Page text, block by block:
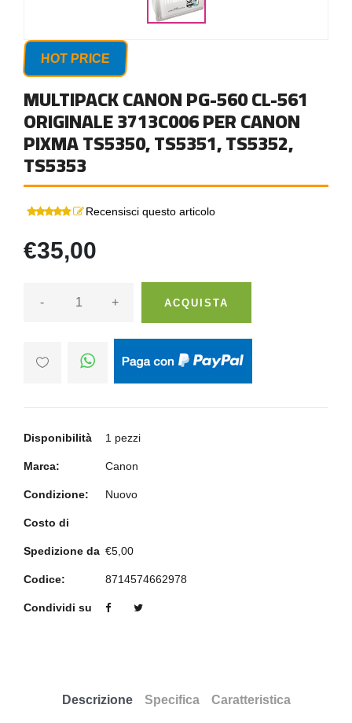
HOT PRICE
MULTIPACK CANON PG-560 CL-561
ORIGINALE 3713C006 PER CANON
PIXMA TS5350, TS5351, TS5352,
TS5353
Recensisci questo articolo
€35,00
- + ACQUISTA
Disponibilità 1 pezzi
Marca: Canon
Condizione: Nuovo
Costo di
Spedizione da €5,00
Codice: 8714574662978
Condividi su
Descrizione Specifica Caratteristica